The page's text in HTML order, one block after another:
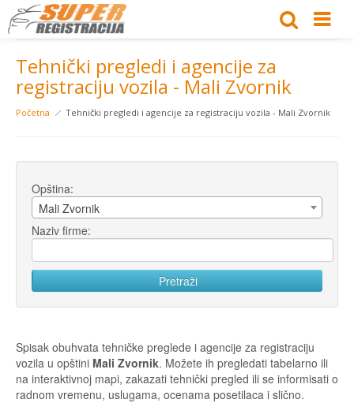
Tehnički pregledi i agencije za
registraciju vozila - Mali Zvornik
Početna Tehnički pregledi i agencije za registraciju vozila - Mali Zvornik
Opština:
Mali Zvornik
Naziv firme:
Spisak obuhvata tehničke preglede i agencije za registraciju
vozila u opštini Mali Zvornik. Možete ih pregledati tabelarno ili
na interaktivnoj mapi, zakazati tehnički pregled ili se informisati o
radnom vremenu, uslugama, ocenama posetilaca i slično.